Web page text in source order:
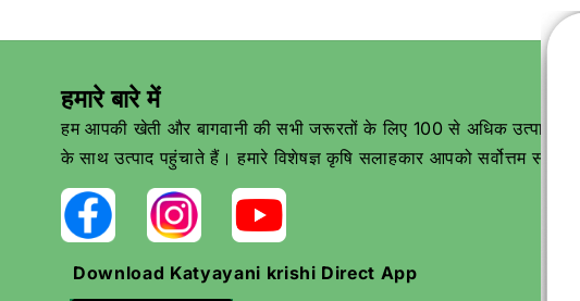
हमारे बारे में
हम आपकी खेती और बागवानी की सभी जरूरतों के लिए 100 से अधिक उत्पादों के
के साथ उत्पाद पहुंचाते हैं। हमारे विशेषज्ञ कृषि सलाहकार आपको सर्वोत्तम
Download Katyayani krishi Direct App